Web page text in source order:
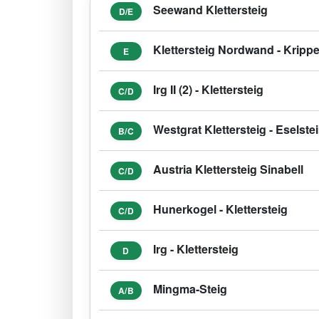
D/E Seewand Klettersteig
E Klettersteig Nordwand -
C/D Irg II (2) - Klettersteig
B/C Westgrat Klettersteig -
C/D Austria Klettersteig Sinabell
C/D Hunerkogel - Klettersteig
D Irg - Klettersteig
A/B Mingma-Steig